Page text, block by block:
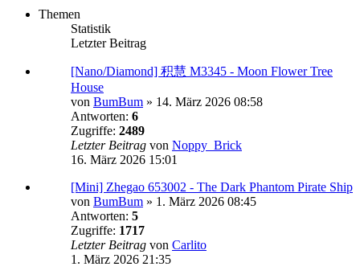
Themen
Statistik
Letzter Beitrag
[Nano/Diamond] 积慧 M3345 - Moon Flower Tree
House
von BumBum » 14. März 2026 08:58
Antworten: 6
Zugriffe: 2489
Letzter Beitrag von Noppy_Brick
16. März 2026 15:01
[Mini] Zhegao 653002 - The Dark Phantom Pirate Ship
von BumBum » 1. März 2026 08:45
Antworten: 5
Zugriffe: 1717
Letzter Beitrag von Carlito
1. März 2026 21:35